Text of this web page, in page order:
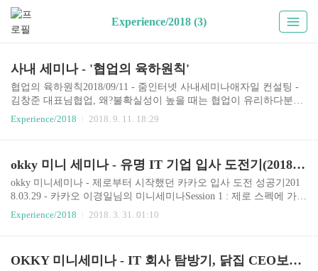
Experience/2018 (3)
사내 세미나 - '협업의 육하원칙'
협업의 육하원칙2018/09/11 - 줌인터넷 사내세미나애자일 컨설팅 -
김창준 대표님협업, 왜?불확실성이 높을 때는 협업이 유리하다분업
을 해버리면 의견 공유가 어렵고, 불확실성에서 오는 변수들에 의해
계획을 바꾸는 것이 힘들어진다.직무에 대한 만족감을 느끼기 위해
F 전략을 취한다싸우거나, 도망가거나, 가만히 얼어 있게 된다.직무
에 대해 불만이 많을때누가?누구나 협업, 협력을 시작할 수 있다.대
신 어느 한명이 리딩하는 것보다 전체 구성원이 참여하는 것이 협업
에 영향을 주거나 받는 사람들전문가해당 분..
Experience/2018 2018. 9. 11. 18:29
okky 미니 세미나 - 유명 IT 기업 입사 도전기(2018.03.29)
okky 미니세미나 - 제로부터 시작했던 카카오 입사 도전 성공기201
8.03.29 - 카카오 이경일님의 미니세미나Session 1 : 제로 스펙에 가까
웠던 개발자의 카카오 입사 도전기와, 개발자로서 발전하기 위해 노
력하는 방법 (50')고등학생 땐 문과생, 대학 졸업할 땐 제로 스펙, 시
용 되기 힘든 현대 사회에서 살아남기 위한 노력과 경험담을 소개합
Experience/2018 2018. 3. 31. 01:10
OKKY 미니세미나 - IT 회사 탐방기, 닭집 CEO보단 개발자(2018.02.27)